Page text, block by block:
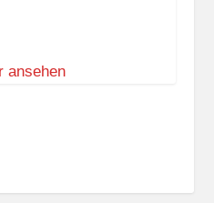
ansehen